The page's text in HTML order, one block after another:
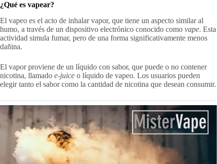
¿Qué es vapear?
El vapeo es el acto de inhalar vapor, que tiene un aspecto similar al
humo, a través de un dispositivo electrónico conocido como vape. Esta
actividad simula fumar, pero de una forma significativamente menos
dañina.
El vapor proviene de un líquido con sabor, que puede o no contener
nicotina, llamado e-juice o líquido de vapeo. Los usuarios pueden
elegir tanto el sabor como la cantidad de nicotina que desean consumir.